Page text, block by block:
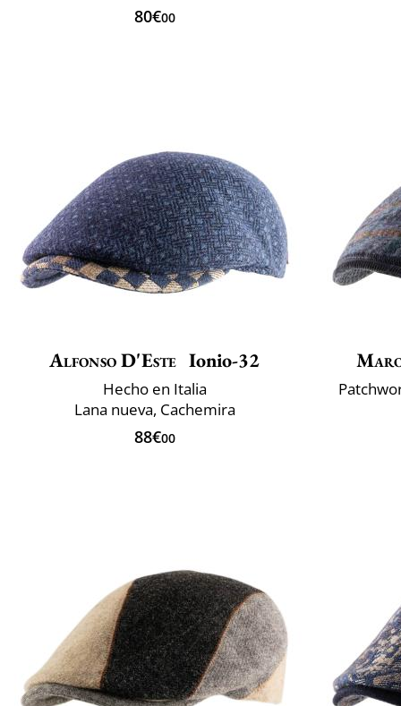
80€00
Alfonso D'Este Ionio-32
Hecho en Italia
Lana nueva, Cachemira
88€00